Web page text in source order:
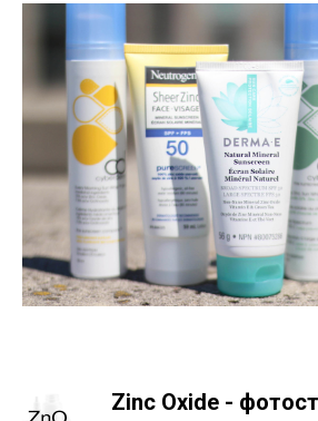
Zinc Oxide -